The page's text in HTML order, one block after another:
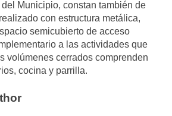
Municipio, constan también de
con estructura metálica,
semicubierto de acceso
a las actividades que
volúmenes cerrados comprenden
cocina y parrilla.